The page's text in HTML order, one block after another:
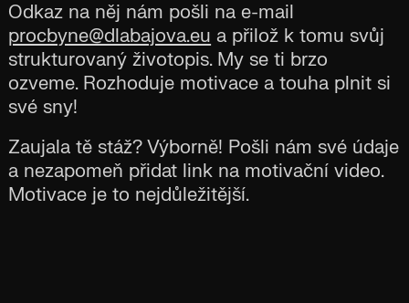
Odkaz na něj nám pošli na e-mail
procbyne@dlabajova.eu a přilož k tomu svůj
strukturovaný životopis. My se ti brzo
ozveme. Rozhoduje motivace a touha plnit si
své sny!
Zaujala tě stáž? Výborně! Pošli nám své údaje
a nezapomeň přidat link na motivační video.
Motivace je to nejdůležitější.